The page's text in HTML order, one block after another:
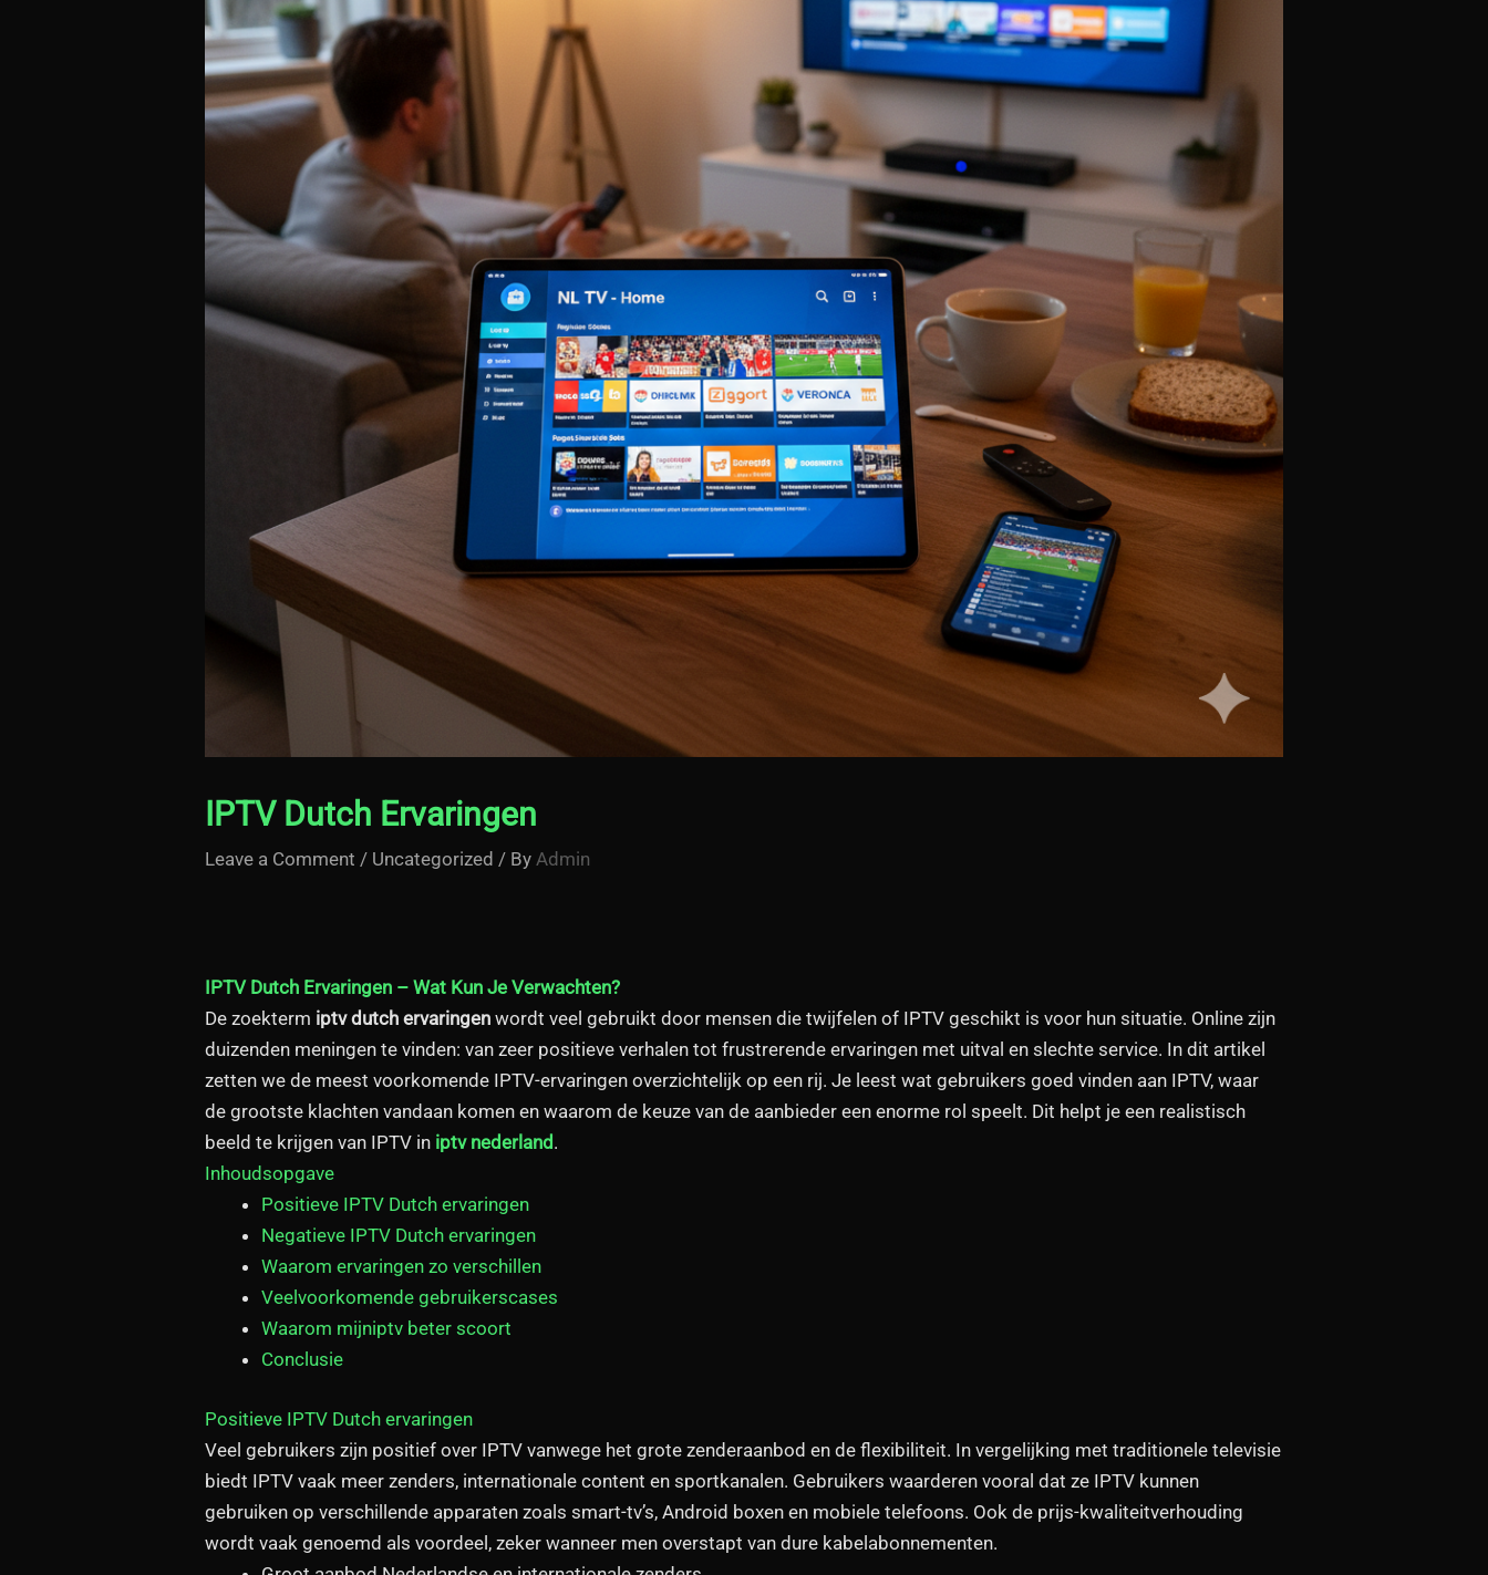
IPTV Dutch Ervaringen
Leave a Comment / Uncategorized / ByAdmin
IPTV Dutch Ervaringen – Wat Kun Je Verwachten?
De zoekterm iptv dutch ervaringen wordt veel gebruikt door mensen die twijfelen of IPTV geschikt is voor hun situatie. Online zijn
duizenden meningen te vinden: van zeer positieve verhalen tot frustrerende ervaringen met uitval en slechte service. In dit artikel
zetten we de meest voorkomende IPTV-ervaringen overzichtelijk op een rij. Je leest wat gebruikers goed vinden aan IPTV, waar
de grootste klachten vandaan komen en waarom de keuze van de aanbieder een enorme rol speelt. Dit helpt je een realistisch
beeld te krijgen van IPTV in iptv nederland .
Inhoudsopgave
Positieve IPTV Dutch ervaringen
Negatieve IPTV Dutch ervaringen
Waarom ervaringen zo verschillen
Veelvoorkomende gebruikerscases
Waarom mijniptv beter scoort
Conclusie
Positieve IPTV Dutch ervaringen
Veel gebruikers zijn positief over IPTV vanwege het grote zenderaanbod en de flexibiliteit. In vergelijking met traditionele televisie
biedt IPTV vaak meer zenders, internationale content en sportkanalen. Gebruikers waarderen vooral dat ze IPTV kunnen
gebruiken op verschillende apparaten zoals smart-tv’s, Android boxen en mobiele telefoons. Ook de prijs-kwaliteitverhouding
wordt vaak genoemd als voordeel, zeker wanneer men overstapt van dure kabelabonnementen.